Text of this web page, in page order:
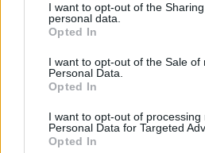
I want to opt-out of the
personal data.
Opted In
I want to opt-out of the Sale of
Personal Data.
Opted In
I want to opt-out of processing
Personal Data for Targeted
Opted In
μυθολογία; Μπορείτε να
ΨΥΧΑΓΩΓΊΑ 21:00, 06/08/2026